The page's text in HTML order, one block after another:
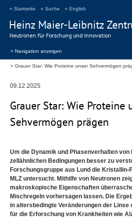
Heinz Maier-Leibnitz
Neutronen für Forschung und Innovation
» Startseite » Suche » English
> Navigation anzeigen
Grauer Star: Wie Proteine unser Sehvermögen
09.12.2025
Grauer Star: Wie Proteine
Sehvermögen prägen
Um die Dynamik und Phasenverhalten
zellähnlichen Bedingungen besser zu
Forschungsgruppe aus Lund die Kristallin-
MLZ untersucht. Mithilfe von Neutronen
makroskopische Eigenschaften
Mischregeln vorhersagen lassen. Die
in altersbedingte Veränderungen der
für die Erforschung von Krankheiten wie